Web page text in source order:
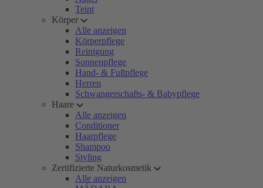
Teint
Körper
Alle anzeigen
Körperpflege
Reinigung
Sonnenpflege
Hand- & Fußpflege
Herren
Schwangerschafts- & Babypflege
Haare
Alle anzeigen
Conditioner
Haarpflege
Shampoo
Styling
Zertifizierte Naturkosmetik
Alle anzeigen